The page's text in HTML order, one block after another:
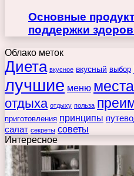
Основные
поддержки
Облако меток
Диета вкусное вкусный выбор
лучшие меню места
отдыха отдыху польза
приготовления принципы
салат секреты советы
Интересное